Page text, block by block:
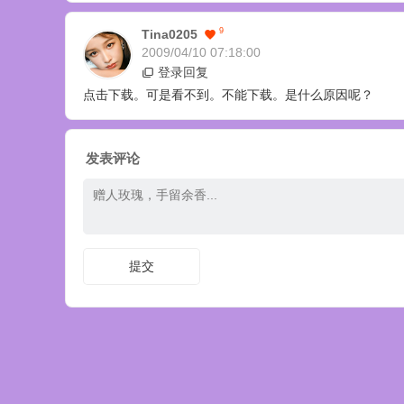
Tina0205 9
2009/04/10 07:18:00
登录回复
点击下载。可是看不到。不能下载。是什么原因呢？
发表评论